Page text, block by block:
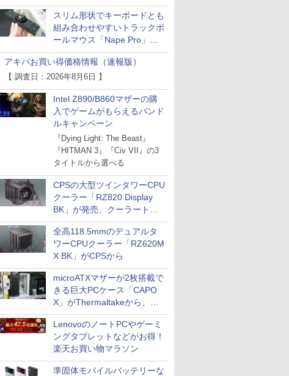
Thermaltakeから
スリム形状でキーボードとも
組み合わせやすいトラックボ
ールマウス「Nape Pro」が
Keychronから
アキバお買い得価格情報（速報版）
【 調査日：2026年8月6日 】
Intel Z890/B860マザーの購
入でゲームがもらえるバンド
ルキャンペーン
『Dying Light: The Beast』
『HITMAN 3』『Civ VII』の3
タイトルから選べる
CPSの大型ツインタワーCPU
クーラー「RZ820 Display
BK」が発売、クーラートッ
プに5インチ液晶搭載
全高118.5mmのデュアルタ
ワーCPUクーラー「RZ620M
X BK」がCPSから
microATXマザーが2枚搭載で
きる巨大PCケース「CAPO
X」がThermaltakeから、カ
ラーは2色
LenovoのノートPCやゲーミ
ングタブレットなどがお得！
楽天お買い物マラソン
準固体モバイルバッテリーな